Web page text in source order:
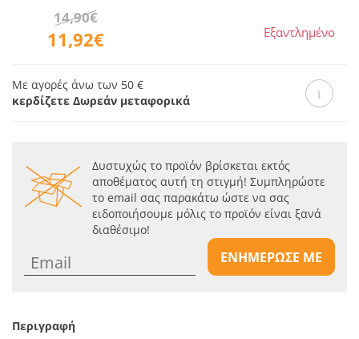
11,92€
14,90€
Εξαντλημένο
Με αγορές άνω των 50 €
κερδίζετε Δωρεάν μεταφορικά
Δυστυχώς το προϊόν βρίσκεται εκτός
αποθέματος αυτή τη στιγμή! Συμπληρώστε
το email σας παρακάτω ώστε να σας
ειδοποιήσουμε μόλις το προϊόν είναι ξανά
διαθέσιμο!
ΕΝΗΜΕΡΩΣΕ ΜΕ
Περιγραφή